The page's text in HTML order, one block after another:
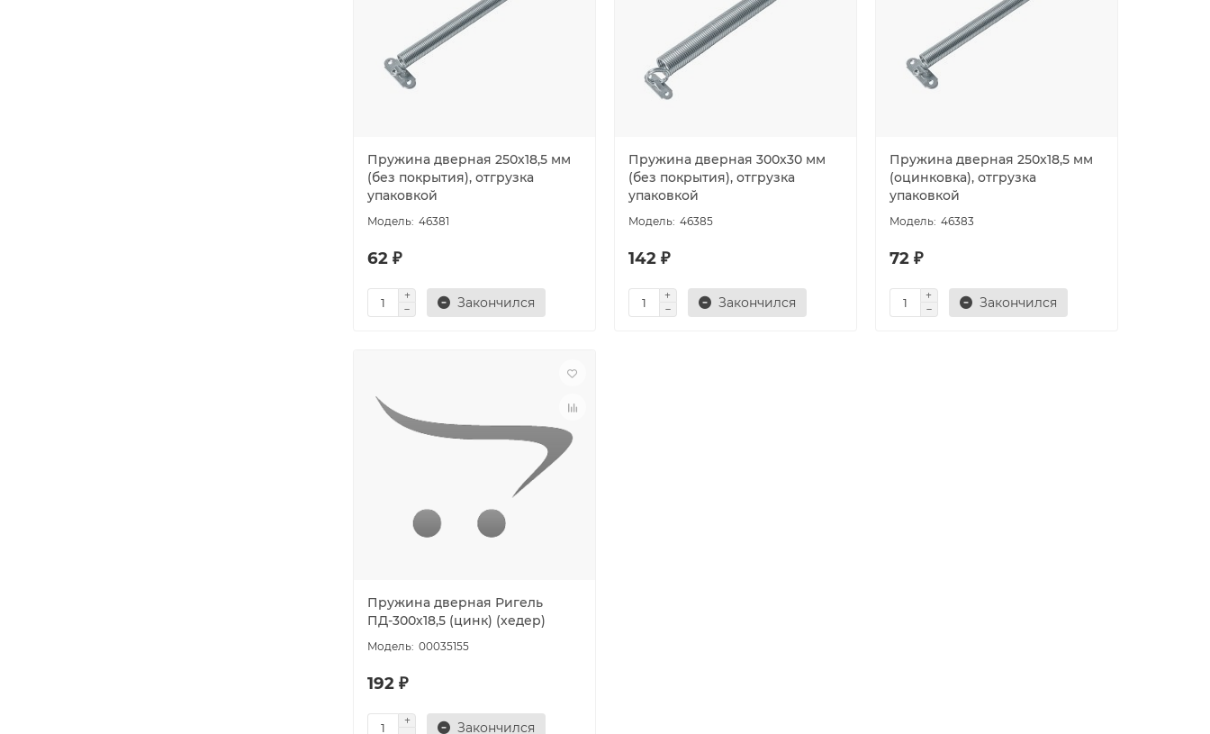
Пружина дверная 250х18,5 мм
(без покрытия), отгрузка
упаковкой
46381
62 ₽
Закончился
Пружина дверная 300х30 мм
(без покрытия), отгрузка
упаковкой
46385
142 ₽
Закончился
Пружина дверная 250х18,5 мм
(оцинковка), отгрузка
упаковкой
46383
72 ₽
Закончился
Пружина дверная Ригель
ПД-300х18,5 (цинк) (хедер)
00035155
192 ₽
Закончился